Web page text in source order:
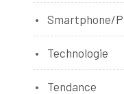
Smartphone/
Technologie
Tendance